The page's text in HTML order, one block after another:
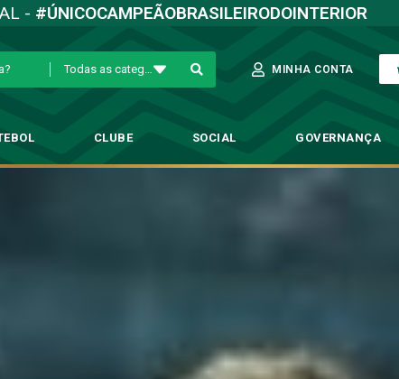
- #ÚNICOCAMPEÃOBRASILEIRODOINTERIOR
MINHA CONTA
CLUBE SOCIAL GOVERNANÇA
preparação para